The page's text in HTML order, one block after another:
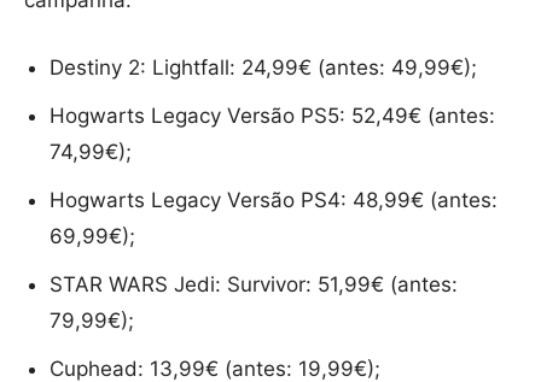
Destiny 2: Lightfall: 24,99€ (antes: 49,99€);
Hogwarts Legacy Versão PS5: 52,49€ (antes:
74,99€);
Hogwarts Legacy Versão PS4: 48,99€ (antes:
69,99€);
STAR WARS Jedi: Survivor: 51,99€ (antes:
79,99€);
Cuphead: 13,99€ (antes: 19,99€);